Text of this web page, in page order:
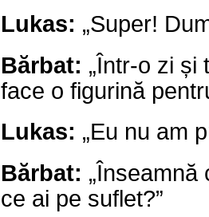
Lukas: „Super!
Bărbat: „Într-o zi și
face o figurină
Lukas: „Eu nu am
Bărbat:
ce ai pe suflet?”